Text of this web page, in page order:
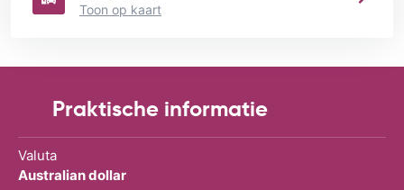
Toon op kaart
Praktische informatie
Valuta
Australian dollar